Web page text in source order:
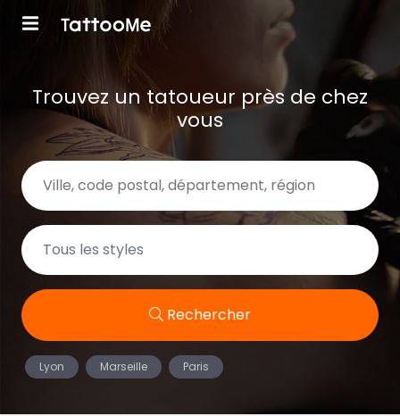
Trouvez un tatoueur près de chez
vous
Rechercher
Lyon Marseille Paris